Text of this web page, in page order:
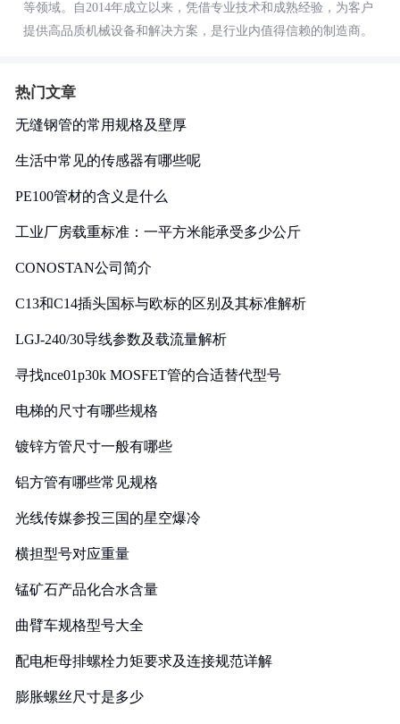
等领域。自2014年成立以来，凭借专业技术和成熟经验，为客户
提供高品质机械设备和解决方案，是行业内值得信赖的制造商。
热门文章
无缝钢管的常用规格及壁厚
生活中常见的传感器有哪些呢
PE100管材的含义是什么
工业厂房载重标准：一平方米能承受多少公斤
CONOSTAN公司简介
C13和C14插头国标与欧标的区别及其标准解析
LGJ-240/30导线参数及载流量解析
寻找nce01p30k MOSFET管的合适替代型号
电梯的尺寸有哪些规格
镀锌方管尺寸一般有哪些
铝方管有哪些常见规格
光线传媒参投三国的星空爆冷
横担型号对应重量
锰矿石产品化合水含量
曲臂车规格型号大全
配电柜母排螺栓力矩要求及连接规范详解
膨胀螺丝尺寸是多少